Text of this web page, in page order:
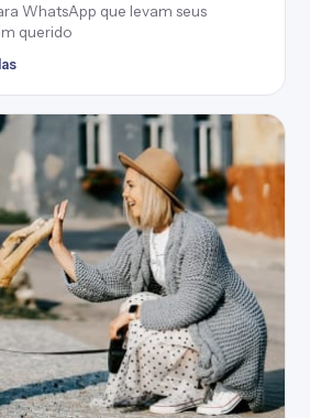
WhatsApp que levam seus
querido